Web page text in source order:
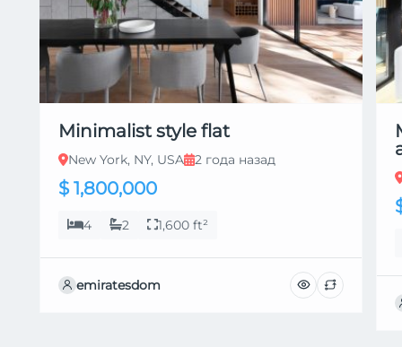
Minimalist style flat
New York, NY, USA 2 года назад
$ 1,800,000
4 2 1,600 ft²
emiratesdom